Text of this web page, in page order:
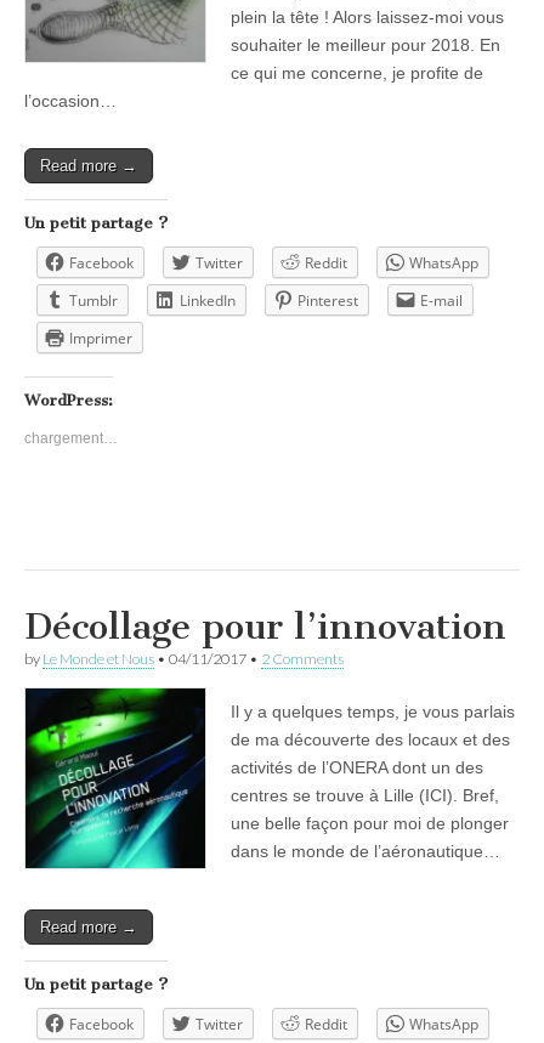
plein la tête ! Alors laissez-moi vous
souhaiter le meilleur pour 2018. En
ce qui me concerne, je profite de
l’occasion…
Read more →
Un petit partage ?
Facebook Twitter Reddit
WhatsApp
Tumblr
LinkedIn Pinterest
E-mail
Imprimer
WordPress:
chargement…
Décollage pour l’innovation
by Le Monde et Nous • 04/11/2017 • 2 Comments
Il y a quelques temps, je vous parlais
de ma découverte des locaux et des
activités de l’ONERA dont un des
centres se trouve à Lille (ICI). Bref,
une belle façon pour moi de plonger
dans le monde de l’aéronautique…
Read more →
Un petit partage ?
Facebook Twitter Reddit
WhatsApp